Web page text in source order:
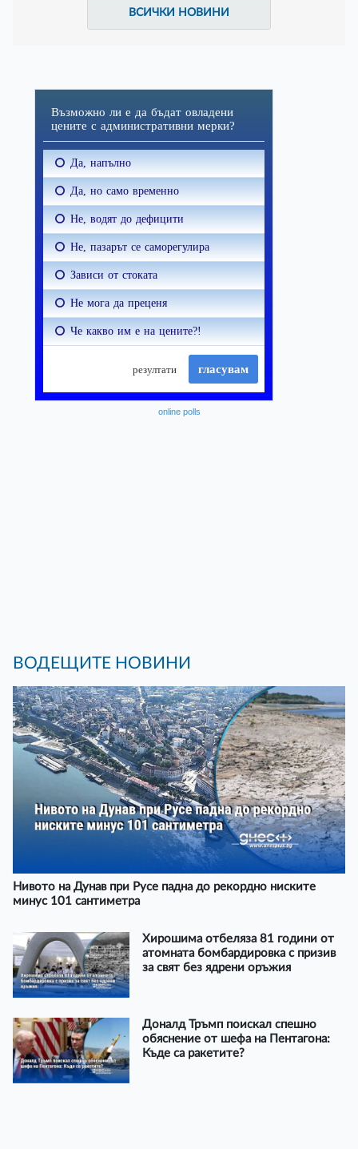
ВСИЧКИ НОВИНИ
online polls
ВОДЕЩИТЕ НОВИНИ
Нивото на Дунав при Русе падна до рекордно ниските
минус 101 сантиметра
Хирошима отбеляза 81 години от
атомната бомбардировка с призив
за свят без ядрени оръжия
Доналд Тръмп поискал спешно
обяснение от шефа на Пентагона:
Къде са ракетите?